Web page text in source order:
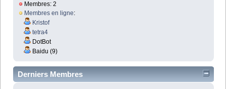
Membres: 2
Membres en ligne:
Kristof
tetra4
DotBot
Baidu (9)
Derniers Membres